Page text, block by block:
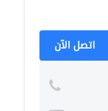
اتصل الآن